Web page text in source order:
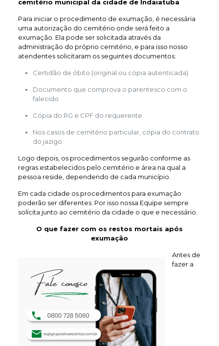
cemitério municipal da cidade de Indaiatuba
Para iniciar o procedimento de exumação, é necessária
uma autorização do cemitério onde será feito a
exumação. Ela pode ser solicitada através da
administração do próprio cemitério, e para isso nosso
atendentes solicitaram os seguintes documentos:
Certidão de óbito (original ou cópia autenticada)
Documento que comprova o parentesco com o
falecido
Cópia do RG e CPF do requerente
Nos casos de cemitério particular, cópia do contrato
do jazigo
Logo depois, os procedimentos seguirão conforme as
regras estabelecidos pelo cemitério e área na qual a
pessoa reside, dependendo de cada município.
Em cada cidade os procedimentos para exumação
poderão ser diferentes. Por isso nossa Equipe sempre
solícita junto ao cemitério da cidade o que e necessário.
O que fazer com os restos mortais após
exumação
Antes de
fazer a